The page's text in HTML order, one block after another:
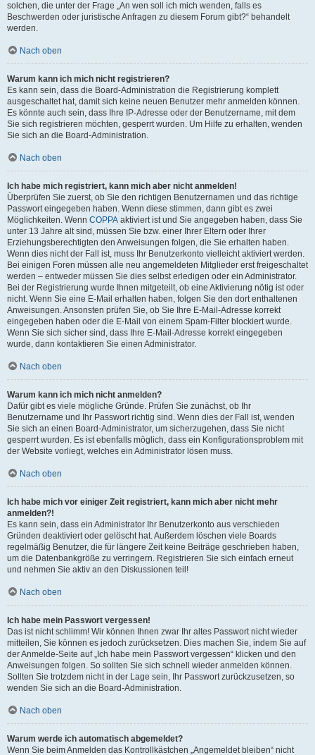
solchen, die unter der Frage „An wen soll ich mich wenden, falls es
Beschwerden oder juristische Anfragen zu diesem Forum gibt?“ behandelt
werden.
Nach oben
Warum kann ich mich nicht registrieren?
Es kann sein, dass die Board-Administration die Registrierung komplett
ausgeschaltet hat, damit sich keine neuen Benutzer mehr anmelden können.
Es könnte auch sein, dass Ihre IP-Adresse oder der Benutzername, mit dem
Sie sich registrieren möchten, gesperrt wurden. Um Hilfe zu erhalten, wenden
Sie sich an die Board-Administration.
Nach oben
Ich habe mich registriert, kann mich aber nicht anmelden!
Überprüfen Sie zuerst, ob Sie den richtigen Benutzernamen und das richtige
Passwort eingegeben haben. Wenn diese stimmen, dann gibt es zwei
Möglichkeiten. Wenn COPPA aktiviert ist und Sie angegeben haben, dass Sie
unter 13 Jahre alt sind, müssen Sie bzw. einer Ihrer Eltern oder Ihrer
Erziehungsberechtigten den Anweisungen folgen, die Sie erhalten haben.
Wenn dies nicht der Fall ist, muss Ihr Benutzerkonto vielleicht aktiviert werden.
Bei einigen Foren müssen alle neu angemeldeten Mitglieder erst freigeschaltet
werden – entweder müssen Sie dies selbst erledigen oder ein Administrator.
Bei der Registrierung wurde Ihnen mitgeteilt, ob eine Aktivierung nötig ist oder
nicht. Wenn Sie eine E-Mail erhalten haben, folgen Sie den dort enthaltenen
Anweisungen. Ansonsten prüfen Sie, ob Sie Ihre E-Mail-Adresse korrekt
eingegeben haben oder die E-Mail von einem Spam-Filter blockiert wurde.
Wenn Sie sich sicher sind, dass Ihre E-Mail-Adresse korrekt eingegeben
wurde, dann kontaktieren Sie einen Administrator.
Nach oben
Warum kann ich mich nicht anmelden?
Dafür gibt es viele mögliche Gründe. Prüfen Sie zunächst, ob Ihr
Benutzername und Ihr Passwort richtig sind. Wenn dies der Fall ist, wenden
Sie sich an einen Board-Administrator, um sicherzugehen, dass Sie nicht
gesperrt wurden. Es ist ebenfalls möglich, dass ein Konfigurationsproblem mit
der Website vorliegt, welches ein Administrator lösen muss.
Nach oben
Ich habe mich vor einiger Zeit registriert, kann mich aber nicht mehr
anmelden?!
Es kann sein, dass ein Administrator Ihr Benutzerkonto aus verschieden
Gründen deaktiviert oder gelöscht hat. Außerdem löschen viele Boards
regelmäßig Benutzer, die für längere Zeit keine Beiträge geschrieben haben,
um die Datenbankgröße zu verringern. Registrieren Sie sich einfach erneut
und nehmen Sie aktiv an den Diskussionen teil!
Nach oben
Ich habe mein Passwort vergessen!
Das ist nicht schlimm! Wir können Ihnen zwar Ihr altes Passwort nicht wieder
mitteilen, Sie können es jedoch zurücksetzen. Dies machen Sie, indem Sie auf
der Anmelde-Seite auf „Ich habe mein Passwort vergessen“ klicken und den
Anweisungen folgen. So sollten Sie sich schnell wieder anmelden können.
Sollten Sie trotzdem nicht in der Lage sein, Ihr Passwort zurückzusetzen, so
wenden Sie sich an die Board-Administration.
Nach oben
Warum werde ich automatisch abgemeldet?
Wenn Sie beim Anmelden das Kontrollkästchen „Angemeldet bleiben“ nicht